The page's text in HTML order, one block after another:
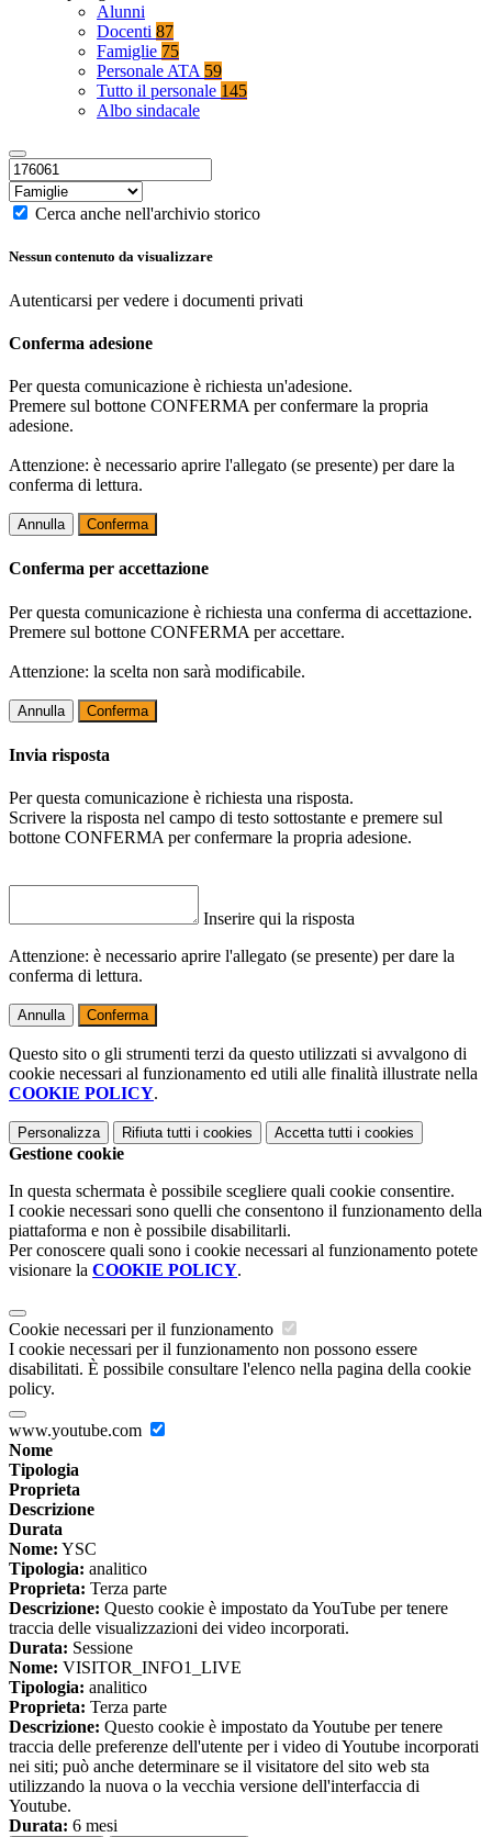
Alunni
Docenti 87
Famiglie 75
Personale ATA 59
Tutto il personale 145
Albo sindacale
Cerca anche nell'archivio storico
Nessun contenuto da visualizzare
Autenticarsi per vedere i documenti privati
Conferma adesione
Per questa comunicazione è richiesta un'adesione.
Premere sul bottone CONFERMA per confermare la propria
adesione.
Attenzione: è necessario aprire l'allegato (se presente) per dare la
conferma di lettura.
Annulla Conferma
Conferma per accettazione
Per questa comunicazione è richiesta una conferma di accettazione.
Premere sul bottone CONFERMA per accettare.
Attenzione: la scelta non sarà modificabile.
Annulla Conferma
Invia risposta
Per questa comunicazione è richiesta una risposta.
Scrivere la risposta nel campo di testo sottostante e premere sul
bottone CONFERMA per confermare la propria adesione.
Inserire qui la risposta
Attenzione: è necessario aprire l'allegato (se presente) per dare la
conferma di lettura.
Annulla Conferma
Questo sito o gli strumenti terzi da questo utilizzati si avvalgono di
cookie necessari al funzionamento ed utili alle finalità illustrate nella
COOKIE POLICY.
Personalizza Rifiuta tutti i cookies Accetta tutti i cookies
Gestione cookie
In questa schermata è possibile scegliere quali cookie consentire.
I cookie necessari sono quelli che consentono il funzionamento della
piattaforma e non è possibile disabilitarli.
Per conoscere quali sono i cookie necessari al funzionamento potete
visionare la COOKIE POLICY.
Cookie necessari per il funzionamento
I cookie necessari per il funzionamento non possono essere
disabilitati. È possibile consultare l'elenco nella pagina della cookie
policy.
www.youtube.com
Nome
Tipologia
Proprieta
Descrizione
Durata
Nome: YSC
Tipologia: analitico
Proprieta: Terza parte
Descrizione: Questo cookie è impostato da YouTube per tenere
traccia delle visualizzazioni dei video incorporati.
Durata: Sessione
Nome: VISITOR_INFO1_LIVE
Tipologia: analitico
Proprieta: Terza parte
Descrizione: Questo cookie è impostato da Youtube per tenere
traccia delle preferenze dell'utente per i video di Youtube incorporati
nei siti; può anche determinare se il visitatore del sito web sta
utilizzando la nuova o la vecchia versione dell'interfaccia di
Youtube.
Durata: 6 mesi